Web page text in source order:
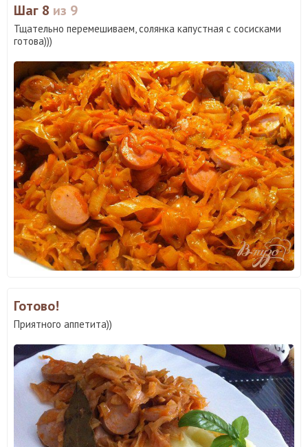
Шаг 8 из 9
Тщательно перемешиваем, солянка капустная с сосисками
готова)))
Готово!
Приятного аппетита))